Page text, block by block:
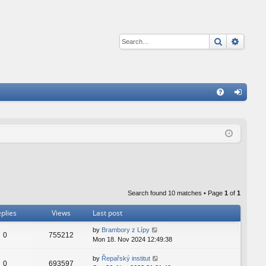
Search
in
Search found 10 matches • Page 1 of 1
Views Last post
0 755212
by Brambory z Lípy
Mon 18. Nov 2024 12:49:38
0 693597
by Řepařský institut